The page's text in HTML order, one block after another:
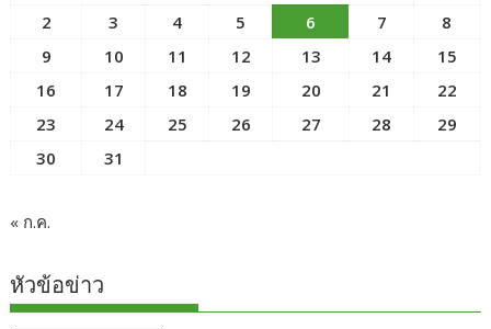
2
3 4 5 6 7
8
9
10 11 12 13 14
15
16
17 18 19 20 21
22
23
24 25 26 27 28
29
30
31
« ก.ค.
หัวข้อข่าว